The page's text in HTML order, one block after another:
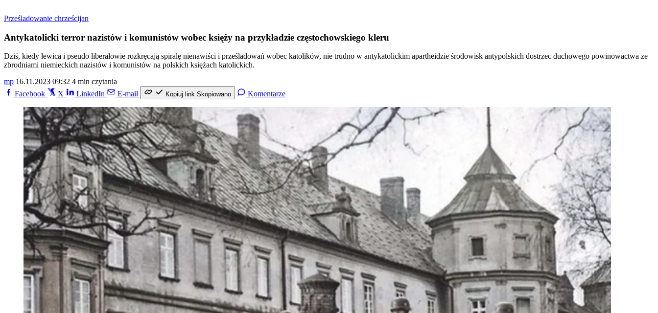
Prześladowanie chrześcijan
Antykatolicki terror nazistów i komunistów wobec księży na przykładzie częstochowskiego kleru
Dziś, kiedy lewica i pseudo liberałowie rozkręcają spiralę nienawiści i prześladowań wobec katolików, nie trudno w antykatolickim apartheidzie środowisk antypolskich dostrzec duchowego powinowactwa ze
zbrodniami niemieckich nazistów i komunistów na polskich księżach katolickich.
mp 16.11.2023 09:32 4 min czytania
Facebook
X LinkedIn E-mail Kopiuj link Skopiowano Komentarze